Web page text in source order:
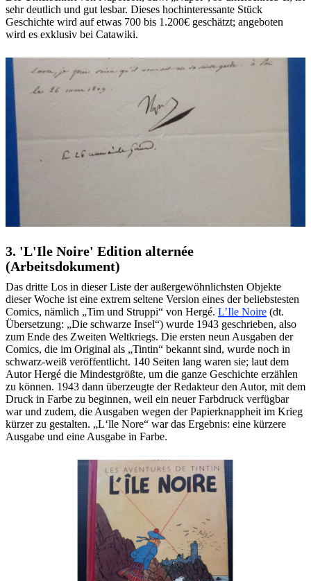
sehr deutlich und gut lesbar. Dieses hochinteressante Stück
Geschichte wird auf etwas 700 bis 1.200€ geschätzt; angeboten
wird es exklusiv bei Catawiki.
3. 'L'Ile Noire' Edition alternée
(Arbeitsdokument)
Das dritte Los in dieser Liste der außergewöhnlichsten Objekte
dieser Woche ist eine extrem seltene Version eines der beliebstesten
Comics, nämlich „Tim und Struppi“ von Hergé. L’Ile Noire (dt.
Übersetzung: „Die schwarze Insel“) wurde 1943 geschrieben, also
zum Ende des Zweiten Weltkriegs. Die ersten neun Ausgaben der
Comics, die im Original als „Tintin“ bekannt sind, wurde noch in
schwarz-weiß veröffentlicht. 140 Seiten lang waren sie; laut dem
Autor Hergé die Mindestgrößte, um die ganze Geschichte erzählen
zu können. 1943 dann überzeugte der Redakteur den Autor, mit dem
Druck in Farbe zu beginnen, weil ein neuer Farbdruck verfügbar
war und zudem, die Ausgaben wegen der Papierknappheit im Krieg
kürzer zu gestalten. „L‘lle Nore“ war das Ergebnis: eine kürzere
Ausgabe und eine Ausgabe in Farbe.